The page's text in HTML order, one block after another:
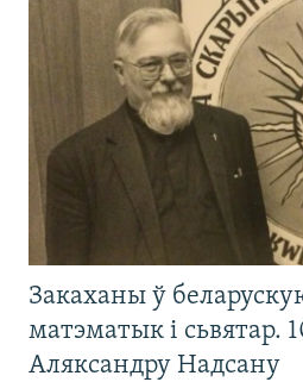
Закаханы ў
матэматык і сьвятар.
Аляксандру Надсану